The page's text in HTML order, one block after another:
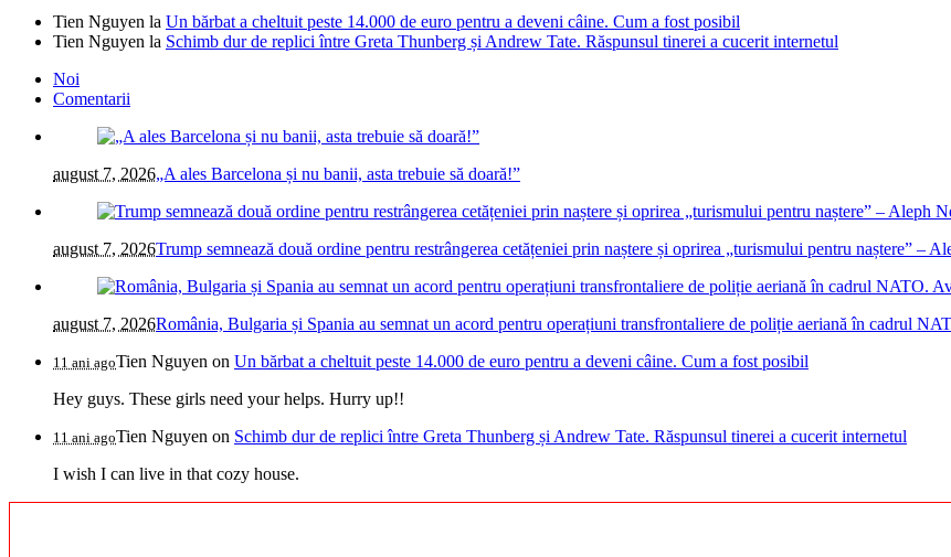
Tien Nguyen la Un bărbat a cheltuit peste 14.000 de euro pentru a deveni câine. Cum a fost posibil
Tien Nguyen la Schimb dur de replici între Greta Thunberg și Andrew Tate. Răspunsul tinerei a cucerit internetul
Noi
Comentarii
august 7, 2026„A ales Barcelona și nu banii, asta trebuie să doară!”
august 7, 2026Trump semnează două ordine pentru restrângerea cetățeniei prin naștere și oprirea „turismului pentru naștere” –
august 7, 2026România, Bulgaria și Spania au semnat un acord pentru operațiuni transfrontaliere de poliție aeriană în cadrul
11 ani agoTien Nguyen on Un bărbat a cheltuit peste 14.000 de euro pentru a deveni câine. Cum a fost posibil
Hey guys. These girls need your helps. Hurry up!!
11 ani agoTien Nguyen on Schimb dur de replici între Greta Thunberg și Andrew Tate. Răspunsul tinerei a cucerit internetul
I wish I can live in that cozy house.